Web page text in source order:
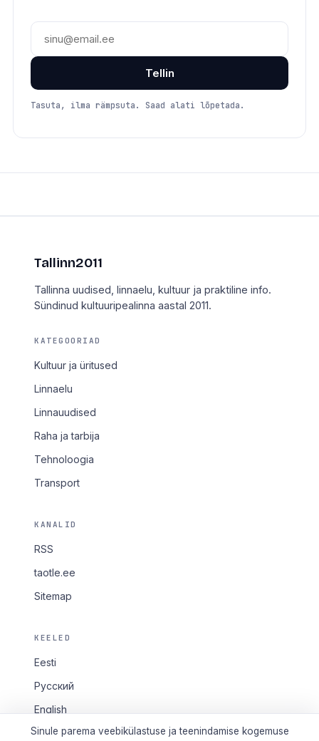
Tellin
Tasuta, ilma rämpsuta. Saad alati lõpetada.
Tallinn2011
Tallinna uudised, linnaelu, kultuur ja praktiline info.
Sündinud kultuuripealinna aastal 2011.
KATEGOORIAD
Kultuur ja üritused
Linnaelu
Linnauudised
Raha ja tarbija
Tehnoloogia
Transport
KANALID
RSS
taotle.ee
Sitemap
KEELED
Eesti
Русский
English
Sinule parema veebikülastuse ja teenindamise kogemuse